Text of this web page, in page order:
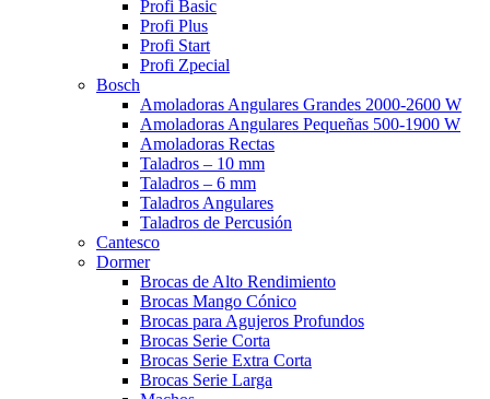
Profi Basic
Profi Plus
Profi Start
Profi Zpecial
Bosch
Amoladoras Angulares Grandes 2000-2600 W
Amoladoras Angulares Pequeñas 500-1900 W
Amoladoras Rectas
Taladros – 10 mm
Taladros – 6 mm
Taladros Angulares
Taladros de Percusión
Cantesco
Dormer
Brocas de Alto Rendimiento
Brocas Mango Cónico
Brocas para Agujeros Profundos
Brocas Serie Corta
Brocas Serie Extra Corta
Brocas Serie Larga